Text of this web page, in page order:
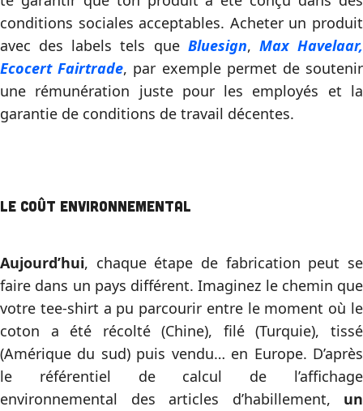
conditions sociales acceptables. Acheter un produit
avec des labels tels que Bluesign, Max Havelaar,
Ecocert Fairtrade, par exemple permet de soutenir
une rémunération juste pour les employés et la
garantie de conditions de travail décentes.
Le coût environnemental
Aujourd’hui, chaque étape de fabrication peut se
faire dans un pays différent. Imaginez le chemin que
votre tee-shirt a pu parcourir entre le moment où le
coton a été récolté (Chine), filé (Turquie), tissé
(Amérique du sud) puis vendu… en Europe. D’après
le référentiel de calcul de l’affichage
environnemental des articles d’habillement, un